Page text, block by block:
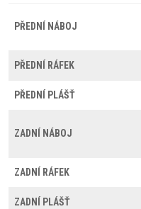
PŘEDNÍ NÁBOJ
PŘEDNÍ RÁFEK
PŘEDNÍ PLÁŠŤ
ZADNÍ NÁBOJ
ZADNÍ RÁFEK
ZADNÍ PLÁŠŤ